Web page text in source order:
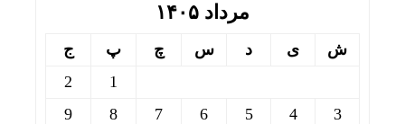
مرداد ۱۴۰۵
ش ی د س چ پ ج
1
2
3
4
5
6
7
8
9